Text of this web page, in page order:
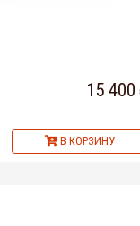
15 400
В КОРЗИНУ